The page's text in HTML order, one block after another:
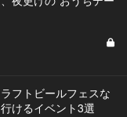
フトビールフェスな
けるイベント3選